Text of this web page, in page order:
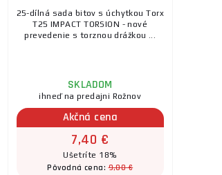
ks KÚPIŤ
a na predajni Rožnov
ks
17,70 €
SKLADOM u dodávateľa
25-dílná sada bitov s úchytkou Torx
T25 IMPACT TORSION - nové
prevedenie s torznou drážkou ...
SKLADOM
ihneď na predajni Rožnov
Akčná cena
7,40 €
Ušetríte 18%
Pôvodná cena:9,00 €